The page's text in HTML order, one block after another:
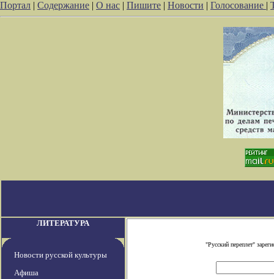
Портал | Содержание | О нас | Пишите | Новости | Голосование |
ЛИТЕРАТУРА
Новости русской культуры
Афиша
"Русский переплет"